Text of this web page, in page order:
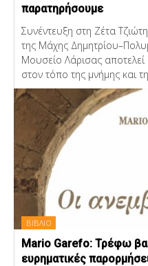
παρατηρήσουμε
Συνέντευξη στη Ζέτα Τζιώτη Η ατομική εικαστική έκθεση
της Μάχης
Μουσείο Λάρισας αποτελεί
στον τόπο της μνήμης και
ΒΙΒΛΙΟ
Mario Garefo: Τρέφω
ευρηματικές